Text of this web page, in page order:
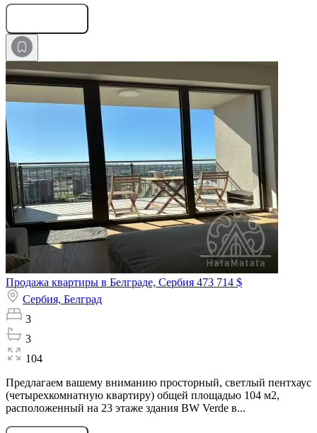
Продажа квартиры в Белграде, Сербия 473 714 $
Сербия, Белград
3
3
104
Предлагаем вашему вниманию просторный, светлый пентхаус
(четырехкомнатную квартиру) общей площадью 104 м2,
расположенный на 23 этаже здания BW Verde в...